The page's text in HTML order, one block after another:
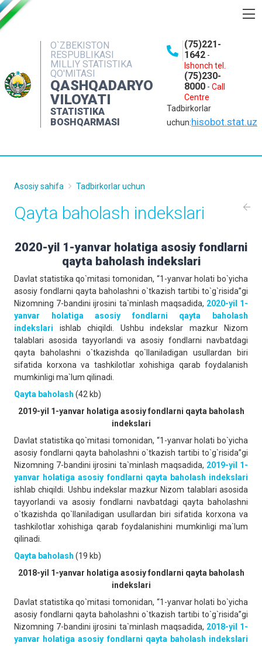
O`ZBEKISTON
RESPUBLIKASI
MILLIY STATISTIKA
QO'MITASI
QASHQADARYO
VILOYATI
STATISTIKA
BOSHQARMASI
(75)221-
1642 -
Ishonch tel.
(75)230-
8000 - Call
Centre
Tadbirkorlar
uchun:hisobot.stat.uz
OCHIQ MA'LUMOTLAR
NASHRLAR
INTERAKTIV XIZMATLAR
MATBUOT XIZMATI
KONTAKTLAR
Asosiy sahifa Tadbirkorlar uchun
Qayta baholash indekslari
2020-yil 1-yanvar holatiga asosiy fondlarni
qayta baholash indekslari
Davlat statistika qo`mitasi tomonidan, “1-yanvar holati bo`yicha
asosiy fondlarni qayta baholashni o`tkazish tartibi to`g`risida”gi
Nizomning 7-bandini ijrosini ta`minlash maqsadida, 2020-yil 1-
yanvar holatiga asosiy fondlarni qayta baholash
indekslari ishlab chiqildi. Ushbu indekslar mazkur Nizom
talablari asosida tayyorlandi va asosiy fondlarni navbatdagi
qayta baholashni o`tkazishda qo`llaniladigan usullardan biri
sifatida korxona va tashkilotlar xohishiga qarab foydalanish
mumkinligi ma`lum qilinadi.
Qayta baholash (42 kb)
2019-yil 1-yanvar holatiga asosiy fondlarni qayta baholash
indekslari
Davlat statistika qo`mitasi tomonidan, “1-yanvar holati bo`yicha
asosiy fondlarni qayta baholashni o`tkazish tartibi to`g`risida”gi
Nizomning 7-bandini ijrosini ta`minlash maqsadida, 2019-yil 1-
yanvar holatiga asosiy fondlarni qayta baholash indekslari
ishlab chiqildi. Ushbu indekslar mazkur Nizom talablari asosida
tayyorlandi va asosiy fondlarni navbatdagi qayta baholashni
o`tkazishda qo`llaniladigan usullardan biri sifatida korxona va
tashkilotlar xohishiga qarab foydalanishini mumkinligi ma`lum
qilinadi.
Qayta baholash (19 kb)
2018-yil 1-yanvar holatiga asosiy fondlarni qayta baholash
indekslari
Davlat statistika qo`mitasi tomonidan, “1-yanvar holati bo`yicha
asosiy fondlarni qayta baholashni o`tkazish tartibi to`g`risida”gi
Nizomning 7-bandini ijrosini ta`minlash maqsadida, 2018-yil 1-
yanvar holatiga asosiy fondlarni qayta baholash indekslari